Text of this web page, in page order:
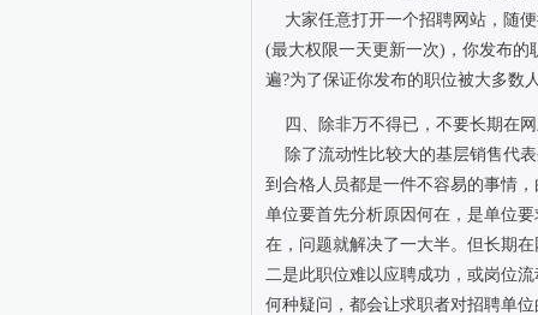
大家任意打开一个招聘网站，随
(最大权限一天更新一次)，你发布
遍?为了保证你发布的职位被大多数
四、除非万不得已，不要长期在
除了流动性比较大的基层销售代
到合格人员都是一件不容易的事情
单位要首先分析原因何在，是单位
在，问题就解决了一大半。但长期
二是此职位难以应聘成功，或岗位
何种疑问，都会让求职者对招聘单